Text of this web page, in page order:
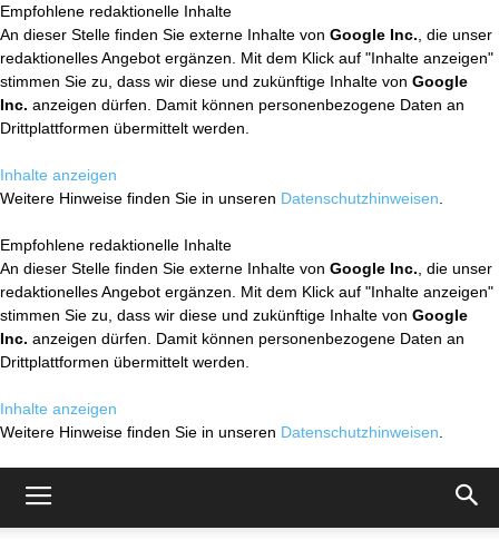
Empfohlene redaktionelle Inhalte
An dieser Stelle finden Sie externe Inhalte von Google Inc. , die unser
redaktionelles Angebot ergänzen. Mit dem Klick auf "Inhalte anzeigen"
stimmen Sie zu, dass wir diese und zukünftige Inhalte von Google
Inc. anzeigen dürfen. Damit können personenbezogene Daten an
Drittplattformen übermittelt werden.
Inhalte anzeigen
Weitere Hinweise finden Sie in unseren Datenschutzhinweisen
Empfohlene redaktionelle Inhalte
An dieser Stelle finden Sie externe Inhalte von Google Inc. , die unser
redaktionelles Angebot ergänzen. Mit dem Klick auf "Inhalte anzeigen"
stimmen Sie zu, dass wir diese und zukünftige Inhalte von Google
Inc. anzeigen dürfen. Damit können personenbezogene Daten an
Drittplattformen übermittelt werden.
Inhalte anzeigen
Weitere Hinweise finden Sie in unseren Datenschutzhinweisen